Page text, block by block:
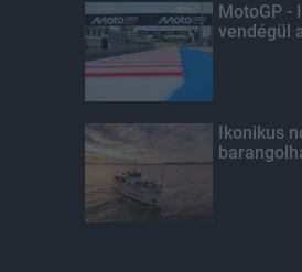
MotoGP -
vendégül
Ikonikus